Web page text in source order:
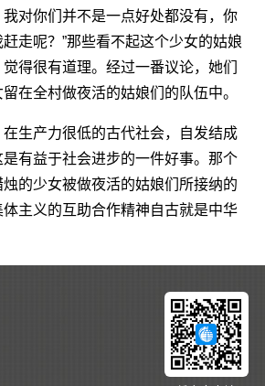
对你们并不是一点好处都没有，你
走呢？”那些看不起这个少女的姑娘
得很有道理。经过一番议论，她们
在全村做夜活的姑娘们的队伍中。
产力很低的古代社会，自发结成
有益于社会进步的一件好事。那个
的少女被做夜活的姑娘们所接纳的
主义的互助合作精神自古就是中华